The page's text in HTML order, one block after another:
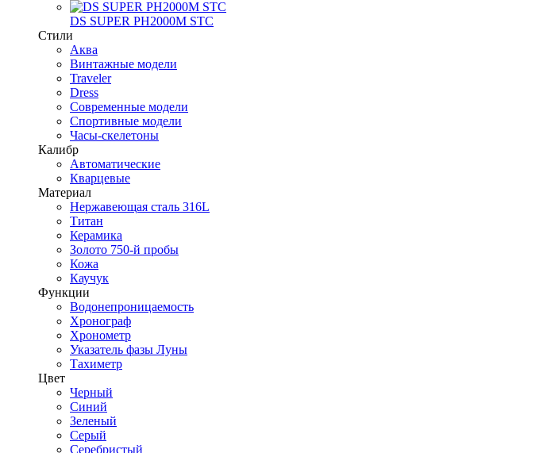
DS SUPER PH2000M STC
Стили
Аква
Винтажные модели
Traveler
Dress
Современные модели
Спортивные модели
Часы-скелетоны
Калибр
Автоматические
Кварцевые
Материал
Нержавеющая сталь 316L
Титан
Керамика
Золото 750-й пробы
Кожа
Каучук
Функции
Водонепроницаемость
Хронограф
Хронометр
Указатель фазы Луны
Тахиметр
Цвет
Черный
Синий
Зеленый
Серый
Серебристый